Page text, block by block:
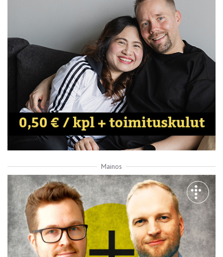
Mainos